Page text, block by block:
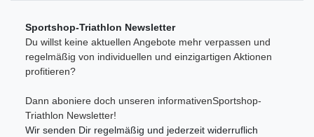
Sportshop-Triathlon Newsletter
Du willst keine aktuellen Angebote mehr verpassen und
regelmäßig von individuellen und einzigartigen Aktionen
profitieren?
Dann aboniere doch unseren informativenSportshop-
Triathlon Newsletter!
Wir senden Dir regelmäßig und jederzeit widerruflich